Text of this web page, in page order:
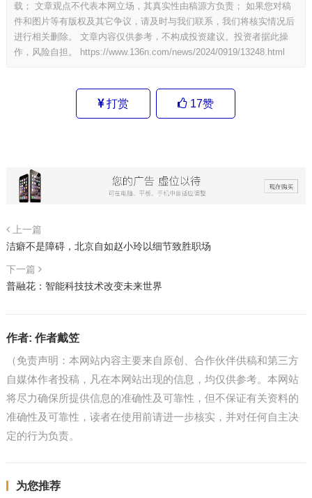
载； 文章观点不代表本网立场，其真实性由稿源方负责； 如果您对稿
件和图片等有版权及其它争议，请及时与我们联系，我们将核实情况后
进行相关删除。 文章内容仅供参考，不构成投资建议。投资者据此操
作，风险自担。
https://www.136n.com/news/2024/0919/13248.html
打赏 17赞
上一篇
洁癖不是障碍，北京自如赵小玲以细节致胜职场
下一篇
普融花：智能科技技术改变未来世界
作者: 作者戴笠
（免责声明：本网站内容主要来自原创、合作伙伴供稿和第三方
自媒体作者投稿，凡在本网站出现的信息，均仅供参考。本网站
将尽力确保所提供信息的准确性及可靠性，但不保证有关资料的
准确性及可靠性，读者在使用前请进一步核实，并对任何自主决
定的行为负责。
为您推荐